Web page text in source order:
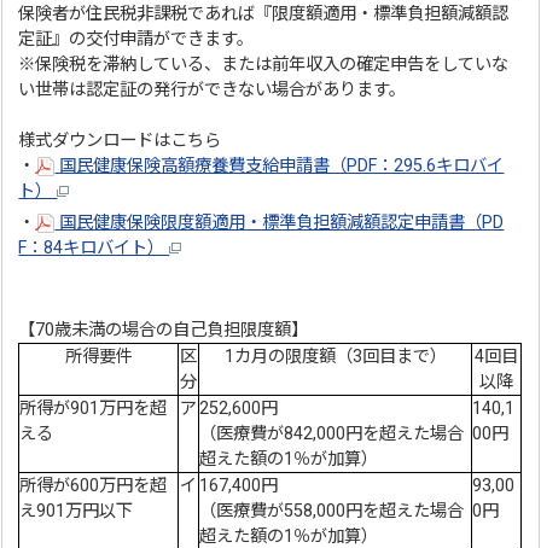
保険者が住民税非課税であれば『限度額適用・標準負担額減額認
定証』の交付申請ができます。
※保険税を滞納している、または前年収入の確定申告をしていな
い世帯は認定証の発行ができない場合があります。
様式ダウンロードはこちら
・
国民健康保険高額療養費支給申請書（PDF：295.6キロバイ
ト）
・
国民健康保険限度額適用・標準負担額減額認定申請書（PD
F：84キロバイト）
【70歳未満の場合の自己負担限度額】
所得要件
区
分
1カ月の限度額（3回目まで）
4回目
以降
所得が901万円を超
える
ア 252,600円
（医療費が842,000円を超えた場合
超えた額の1％が加算）
140,1
00円
所得が600万円を超
え901万円以下
イ 167,400円
（医療費が558,000円を超えた場合
超えた額の1％が加算）
93,00
0円